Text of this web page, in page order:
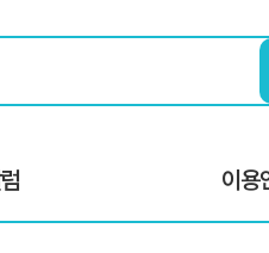
이용